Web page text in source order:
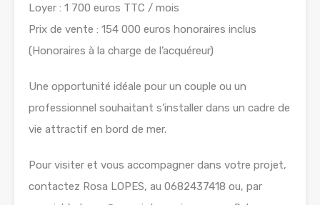
Loyer : 1 700 euros TTC / mois
Prix de vente : 154 000 euros honoraires inclus
(Honoraires à la charge de l’acquéreur)
Une opportunité idéale pour un couple ou un
professionnel souhaitant s’installer dans un cadre de
vie attractif en bord de mer.
Pour visiter et vous accompagner dans votre projet,
contactez Rosa LOPES, au 0682437418 ou, par